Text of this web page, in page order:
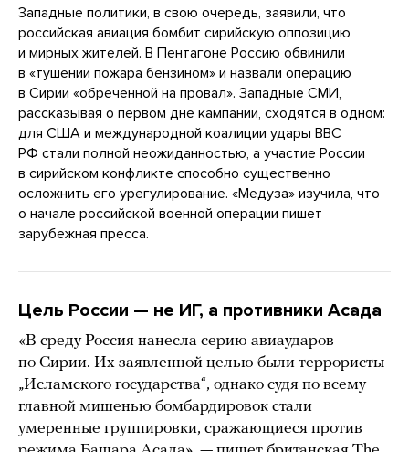
Западные политики, в свою очередь, заявили, что
российская авиация бомбит сирийскую оппозицию
и мирных жителей. В Пентагоне Россию обвинили
в «тушении пожара бензином» и назвали операцию
в Сирии «обреченной на провал». Западные СМИ,
рассказывая о первом дне кампании, сходятся в одном:
для США и международной коалиции удары ВВС
РФ стали полной неожиданностью, а участие России
в сирийском конфликте способно существенно
осложнить его урегулирование. «Медуза» изучила, что
о начале российской военной операции пишет
зарубежная пресса.
Цель России — не ИГ, а противники Асада
«В среду Россия нанесла серию авиаударов
по Сирии. Их заявленной целью были террористы
„Исламского государства“, однако судя по всему
главной мишенью бомбардировок стали
умеренные группировки, сражающиеся против